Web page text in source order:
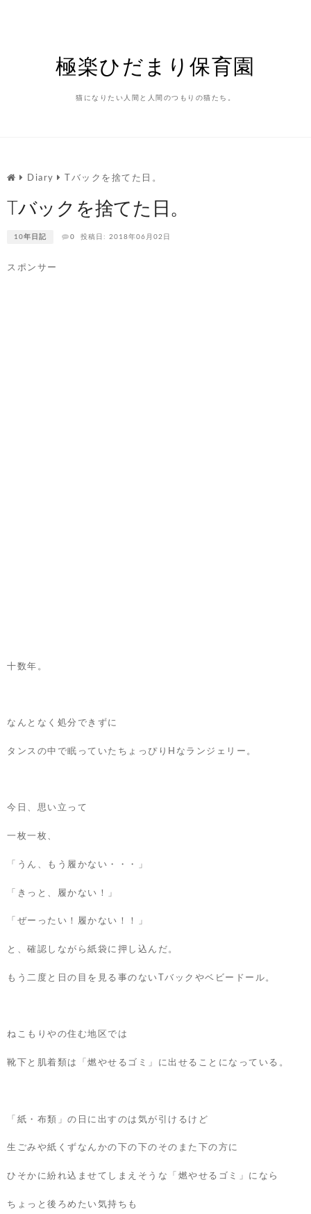
極楽ひだまり保育園
猫になりたい人間と人間のつもりの猫たち。
Diary Tバックを捨てた日。
Tバックを捨てた日。
10年日記 0 投稿日: 2018年06月02日
スポンサー
十数年。
なんとなく処分できずに
タンスの中で眠っていたちょっぴりHなランジェリー。
今日、思い立って
一枚一枚、
「うん、もう履かない・・・」
「きっと、履かない！」
「ぜーったい！履かない！！」
と、確認しながら紙袋に押し込んだ。
もう二度と日の目を見る事のないTバックやベビードール。
ねこもりやの住む地区では
靴下と肌着類は「燃やせるゴミ」に出せることになっている。
「紙・布類」の日に出すのは気が引けるけど
生ごみや紙くずなんかの下の下のそのまた下の方に
ひそかに紛れ込ませてしまえそうな「燃やせるゴミ」になら
ちょっと後ろめたい気持ちも